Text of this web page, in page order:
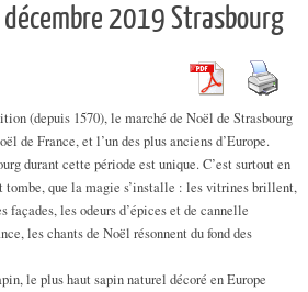
décembre 2019 Strasbourg
(depuis 1570), le marché de Noël de Strasbourg
de France, et l’un des plus anciens d’Europe.
durant cette période est unique. C’est surtout en
tombe, que la magie s’installe : les vitrines brillent,
les odeurs d’épices et de cannelle
les chants de Noël résonnent du fond des
le plus haut sapin naturel décoré en Europe